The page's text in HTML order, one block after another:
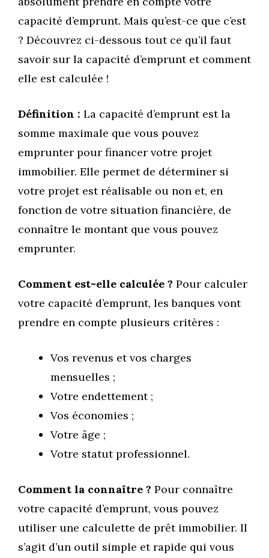
capacité d’emprunt. Mais qu’est-ce que c’est
? Découvrez ci-dessous tout ce qu’il faut
savoir sur la capacité d’emprunt et comment
elle est calculée !
Définition : La capacité d’emprunt est la
somme maximale que vous pouvez
emprunter pour financer votre projet
immobilier. Elle permet de déterminer si
votre projet est réalisable ou non et, en
fonction de votre situation financière, de
connaître le montant que vous pouvez
emprunter.
Comment est-elle calculée ? Pour calculer
votre capacité d’emprunt, les banques vont
prendre en compte plusieurs critères :
Vos revenus et vos charges
mensuelles ;
Votre endettement ;
Vos économies ;
Votre âge ;
Votre statut professionnel.
Comment la connaître ? Pour connaître
votre capacité d’emprunt, vous pouvez
utiliser une calculette de prêt immobilier. Il
s’agit d’un outil simple et rapide qui vous